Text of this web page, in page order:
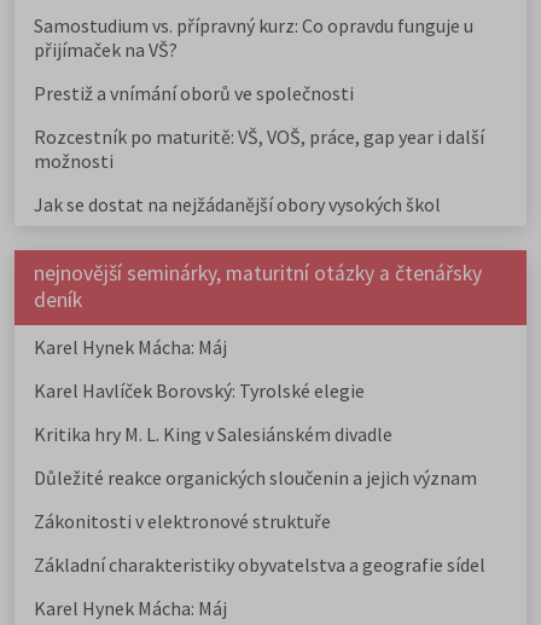
Samostudium vs. přípravný kurz: Co opravdu funguje u
přijímaček na VŠ?
Prestiž a vnímání oborů ve společnosti
Rozcestník po maturitě: VŠ, VOŠ, práce, gap year i další
možnosti
Jak se dostat na nejžádanější obory vysokých škol
nejnovější seminárky, maturitní otázky a čtenářsky
deník
Karel Hynek Mácha: Máj
Karel Havlíček Borovský: Tyrolské elegie
Kritika hry M. L. King v Salesiánském divadle
Důležité reakce organických sloučenin a jejich význam
Zákonitosti v elektronové struktuře
Základní charakteristiky obyvatelstva a geografie sídel
Karel Hynek Mácha: Máj